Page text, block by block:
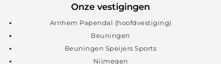
Onze vestigingen
Arnhem Papendal (hoofdvestiging)
Beuningen
Beuningen Speijers Sports
Nijmegen